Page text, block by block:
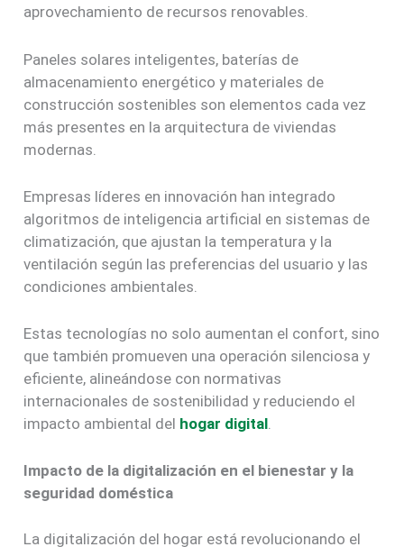
aprovechamiento de recursos renovables.
Paneles solares inteligentes, baterías de
almacenamiento energético y materiales de
construcción sostenibles son elementos cada vez
más presentes en la arquitectura de viviendas
modernas.
Empresas líderes en innovación han integrado
algoritmos de inteligencia artificial en sistemas de
climatización, que ajustan la temperatura y la
ventilación según las preferencias del usuario y las
condiciones ambientales.
Estas tecnologías no solo aumentan el confort, sino
que también promueven una operación silenciosa y
eficiente, alineándose con normativas
internacionales de sostenibilidad y reduciendo el
impacto ambiental del hogar digital
Impacto de la digitalización en el bienestar y la
seguridad doméstica
La digitalización del hogar está revolucionando el